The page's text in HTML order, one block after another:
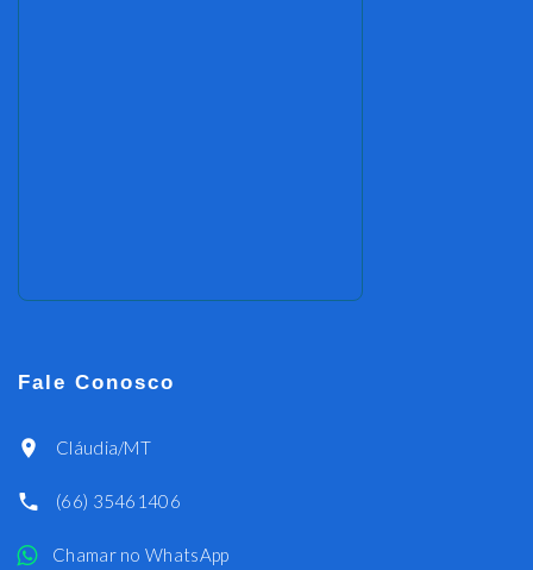
Fale Conosco
Cláudia/MT
(66) 35461406
Chamar no WhatsApp